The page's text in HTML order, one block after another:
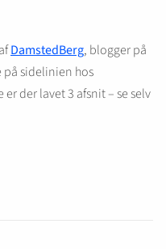
DamstedBerg, blogger på
på sidelinien hos
der lavet 3 afsnit – se selv